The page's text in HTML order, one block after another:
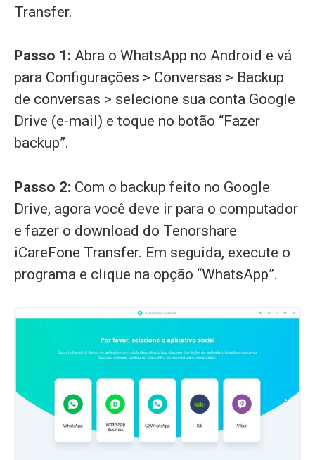
Transfer.
Passo 1: Abra o WhatsApp no Android e vá
para Configurações > Conversas > Backup
de conversas > selecione sua conta Google
Drive (e-mail) e toque no botão “Fazer
backup”.
Passo 2: Com o backup feito no Google
Drive, agora você deve ir para o computador
e fazer o download do Tenorshare
iCareFone Transfer. Em seguida, execute o
programa e clique na opção “WhatsApp”.